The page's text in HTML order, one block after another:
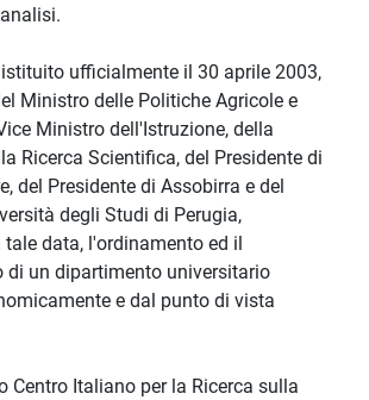
istituito ufficialmente il 30 aprile 2003,
Ministro delle Politiche Agricole e
Ministro dell'Istruzione, della
Ricerca Scientifica, del Presidente di
del Presidente di Assobirra e del
degli Studi di Perugia,
data, l'ordinamento ed il
di un dipartimento universitario
e dal punto di vista
Centro Italiano per la Ricerca sulla